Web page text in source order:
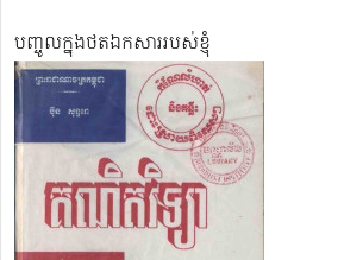
បញ្ចូលក្នុងថតឯកសាររបស់ខ្ញុំ